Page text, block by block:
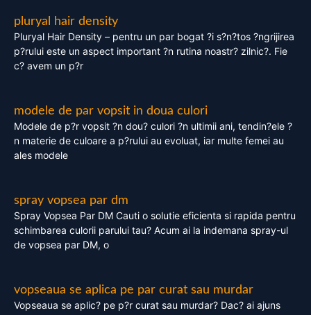
pluryal hair density
Pluryal Hair Density – pentru un par bogat ?i s?n?tos ?ngrijirea
p?rului este un aspect important ?n rutina noastr? zilnic?. Fie
c? avem un p?r
modele de par vopsit in doua culori
Modele de p?r vopsit ?n dou? culori ?n ultimii ani, tendin?ele ?
n materie de culoare a p?rului au evoluat, iar multe femei au
ales modele
spray vopsea par dm
Spray Vopsea Par DM Cauti o solutie eficienta si rapida pentru
schimbarea culorii parului tau? Acum ai la indemana spray-ul
de vopsea par DM, o
vopseaua se aplica pe par curat sau murdar
Vopseaua se aplic? pe p?r curat sau murdar? Dac? ai ajuns